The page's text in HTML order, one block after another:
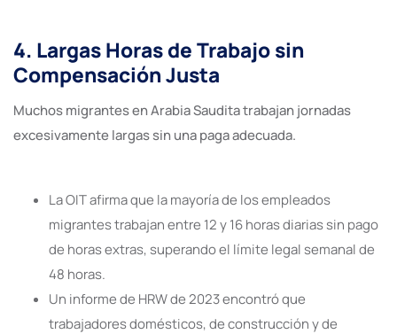
4. Largas Horas de Trabajo sin
Compensación Justa
Muchos migrantes en Arabia Saudita trabajan jornadas
excesivamente largas sin una paga adecuada.
La OIT afirma que la mayoría de los empleados
migrantes trabajan entre 12 y 16 horas diarias sin pago
de horas extras, superando el límite legal semanal de
48 horas.
Un informe de HRW de 2023 encontró que
trabajadores domésticos, de construcción y de